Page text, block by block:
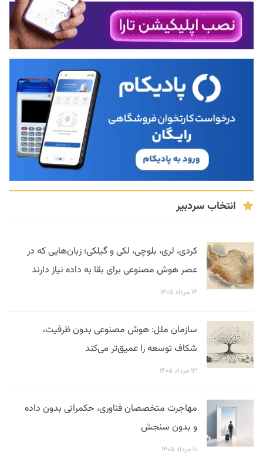
انتخاب سردبیر
کردی، لری، بلوچی، لکی و گیلکی؛ زبان‌هایی که در
عصر هوش مصنوعی برای بقا به داده نیاز دارند
۱۴ مرداد ۱۴۰۵
سازمان ملل: هوش مصنوعی بدون ظرفیت،
شکاف توسعه را عمیق‌تر می‌کند
۱۳ مرداد ۱۴۰۵
مهاجرت متخصصان فناوری، حکمرانی بدون داده
و بدون سنجش
۱۰ مرداد ۱۴۰۵